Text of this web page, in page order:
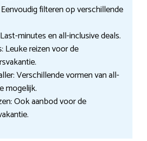
Eenvoudig filteren op verschillende
minutes en all-inclusive deals.
Leuke reizen voor de
Verschillende vormen van all-
mogelijk.
Ook aanbod voor de